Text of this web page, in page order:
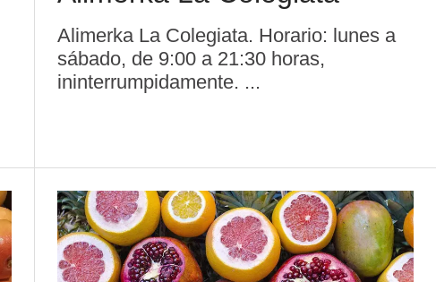
Alimerka La Colegiata. Horario: lunes a
sábado, de 9:00 a 21:30 horas,
ininterrumpidamente. ...